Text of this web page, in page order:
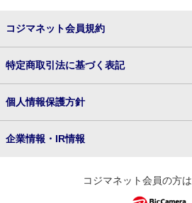
コジマネット会員規約
特定商取引法に基づく表記
個人情報保護方針
企業情報・IR情報
コジマネット会員の方は